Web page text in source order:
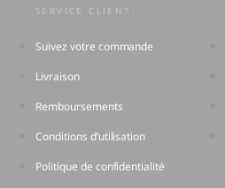
SERVICE CLIENT:
Suivez votre commande
Livraison
Remboursements
Conditions d’utilisation
Politique de confidentialité